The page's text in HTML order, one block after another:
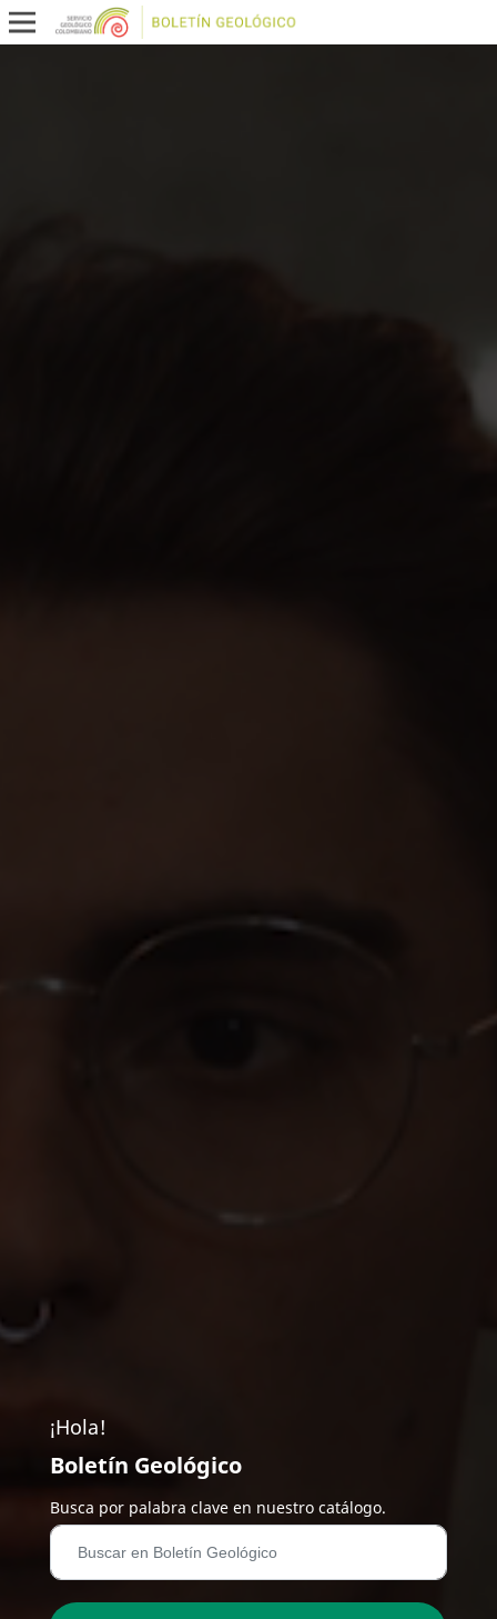
¡Hola!
Boletín Geológico
Busca por palabra clave en nuestro catálogo.